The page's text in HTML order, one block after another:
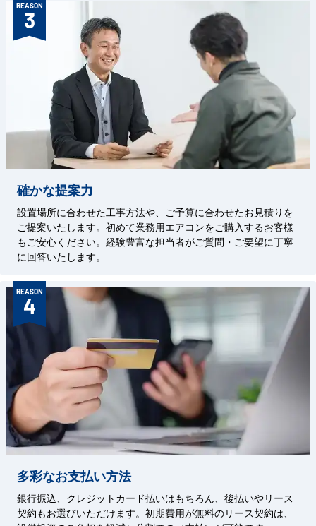
REASON
3
確かな提案力
設置場所に合わせた工事方法や、ご予算に合わせたお見積りを
ご提案いたします。初めて業務用エアコンをご購入するお客様
もご安心ください。経験豊富な担当者がご質問・ご要望に丁寧
に回答いたします。
REASON
4
多彩なお支払い方法
銀行振込、クレジットカード払いはもちろん、後払いやリース
契約もお選びいただけます。初期費用が無料のリース契約は、